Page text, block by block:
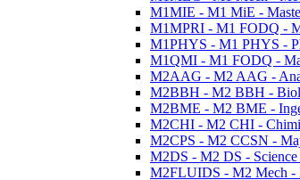
M1MIE - M1 MiE -
M1MPRI - M1 FODQ -
M1PHYS - M1 PHYS -
M1QMI - M1 FODQ -
M2AAG - M2 AAG -
M2BBH - M2 BBH -
M2BME - M2 BME -
M2CHI - M2 CHI -
M2CPS - M2 CCSN -
M2DS - M2 DS - Science
M2FLUIDS - M2 Mech -